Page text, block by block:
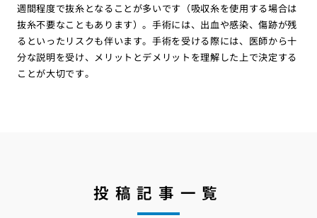
週間程度で抜糸となることが多いです（吸収糸を使用する場合は
抜糸不要なこともあります）。手術には、出血や感染、傷跡が残
るといったリスクも伴います。手術を受ける際には、医師から十
分な説明を受け、メリットとデメリットを理解した上で決定する
ことが大切です。
投稿記事一覧